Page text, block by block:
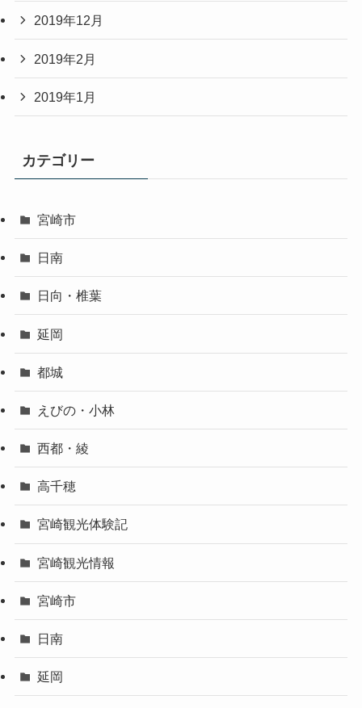
2019年12月
2019年2月
2019年1月
カテゴリー
宮崎市
日南
日向・椎葉
延岡
都城
えびの・小林
西都・綾
高千穂
宮崎観光体験記
宮崎観光情報
宮崎市
日南
延岡